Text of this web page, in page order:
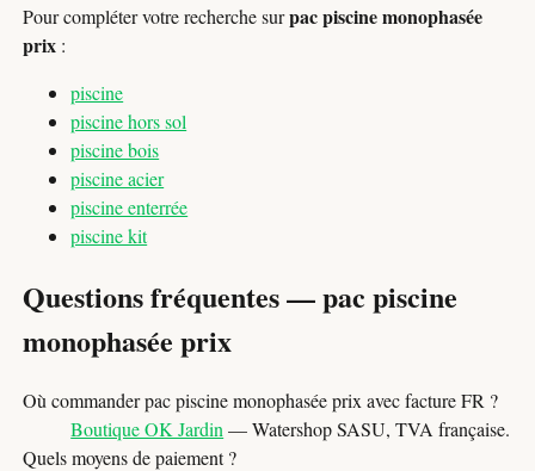
Pour compléter votre recherche surpac piscine monophasée
prix :
piscine
piscine hors sol
piscine bois
piscine acier
piscine enterrée
piscine kit
Questions fréquentes — pac piscine
monophasée prix
Où commander pac piscine monophasée prix avec facture FR ?
Boutique OK Jardin — Watershop SASU, TVA française.
Quels moyens de paiement ?